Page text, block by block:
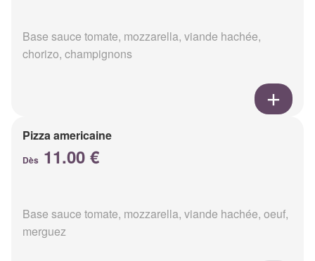
Base sauce tomate, mozzarella, viande hachée,
chorizo, champignons
Pizza americaine
Dès 11.00 €
Base sauce tomate, mozzarella, viande hachée, oeuf,
merguez